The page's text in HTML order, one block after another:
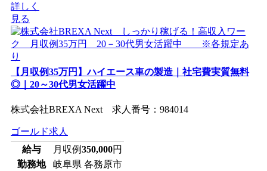
詳しく
見る
【月収例35万円】ハイエース車の製造｜社宅費実質無料
◎｜20～30代男女活躍中
株式会社BREXA Next 求人番号：984014
ゴールド求人
給与
月収例350,000円
勤務地
岐阜県 各務原市